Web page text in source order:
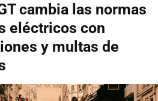
cambia las normas
eléctricos con
y multas de